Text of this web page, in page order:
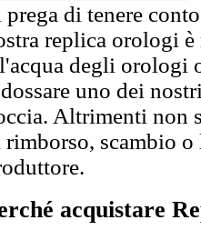
prega di tenere
replica orologi
degli orologi
uno dei
Altrimenti non
rimborso, scambio
acquistare